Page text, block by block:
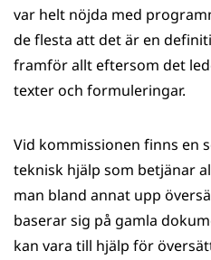
var helt nöjda med
de flesta att det är en
framför allt eftersom det
texter och formuleringar.
Vid kommissionen finns en
teknisk hjälp som betjänar
man bland annat upp
baserar sig på gamla
kan vara till hjälp för